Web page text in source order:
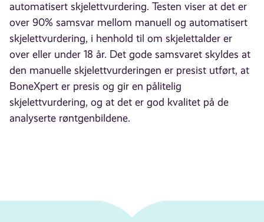
automatisert skjelettvurdering. Testen viser at det er
over 90% samsvar mellom manuell og automatisert
skjelettvurdering, i henhold til om skjelettalder er
over eller under 18 år. Det gode samsvaret skyldes at
den manuelle skjelettvurderingen er presist utført, at
BoneXpert er presis og gir en pålitelig
skjelettvurdering, og at det er god kvalitet på de
analyserte røntgenbildene.